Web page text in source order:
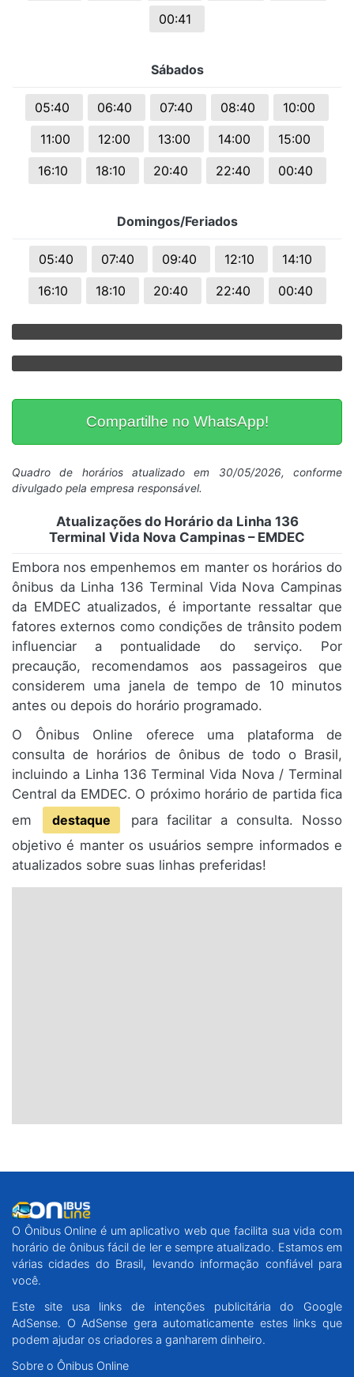
00:41
Sábados
05:40 06:40 07:40 08:40
10:00
11:00
12:00 13:00 14:00
15:00
16:10
18:10 20:40 22:40 00:40
Domingos/Feriados
05:40 07:40 09:40 12:10
14:10
16:10
18:10 20:40 22:40 00:40
Compartilhe no WhatsApp!
Quadro de horários atualizado em 30/05/2026, conforme
divulgado pela empresa responsável.
Atualizações do Horário da Linha 136
Terminal Vida Nova Campinas – EMDEC
Embora nos empenhemos em manter os horários do
ônibus da Linha 136 Terminal Vida Nova Campinas
da EMDEC atualizados, é importante ressaltar que
fatores externos como condições de trânsito podem
influenciar a pontualidade do serviço. Por
precaução, recomendamos aos passageiros que
considerem uma janela de tempo de 10 minutos
antes ou depois do horário programado.
O Ônibus Online oferece uma plataforma de
consulta de horários de ônibus de todo o Brasil,
incluindo a Linha 136 Terminal Vida Nova / Terminal
Central da EMDEC. O próximo horário de partida fica
em
destaque
para facilitar a consulta. Nosso
objetivo é manter os usuários sempre informados e
atualizados sobre suas linhas preferidas!
O Ônibus Online é um aplicativo web que facilita sua vida com
horário de ônibus fácil de ler e sempre atualizado. Estamos em
várias cidades do Brasil, levando informação confiável para
você.
Este site usa links de intenções publicitária do Google
AdSense. O AdSense gera automaticamente estes links que
podem ajudar os criadores a ganharem dinheiro.
Sobre o Ônibus Online